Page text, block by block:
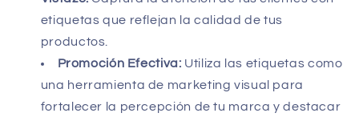
etiquetas que reflejan la calidad de tus
productos.
Promoción Efectiva: Utiliza las etiquetas como
una herramienta de marketing visual para
fortalecer la percepción de tu marca y destacar